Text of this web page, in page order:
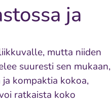
ja
mutta niiden
suuresti sen mukaan,
kompaktia kokoa,
ratkaista koko